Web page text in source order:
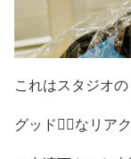
これはスタジオ
グッド👌🏻なリア